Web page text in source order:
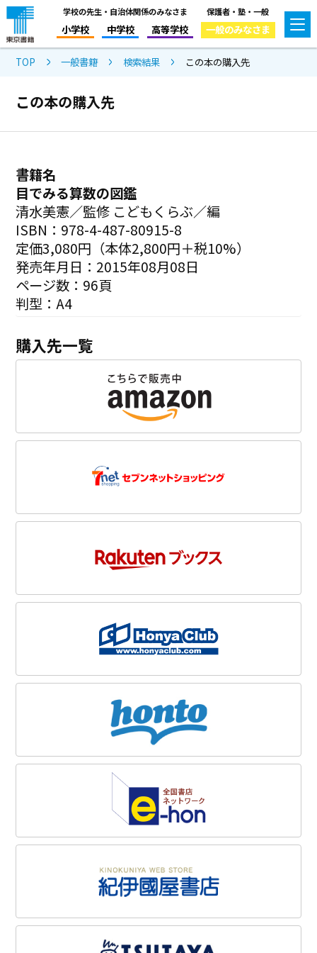
学校の先生・自治体関係のみなさま
小学校 中学校 高等学校
保護者・塾・一般
一般のみなさま
TOP 一般書籍 検索結果 この本の購入先
この本の購入先
書籍名
目でみる算数の図鑑
清水美憲／監修 こどもくらぶ／編
ISBN：978-4-487-80915-8
定価3,080円（本体2,800円＋税10%）
発売年月日：2015年08月08日
ページ数：96頁
判型：A4
購入先一覧